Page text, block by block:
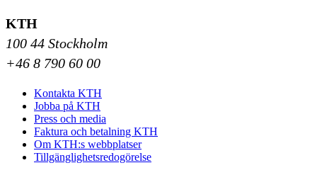
KTH
100 44 Stockholm
+46 8 790 60 00
Kontakta KTH
Jobba på KTH
Press och media
Faktura och betalning KTH
Om KTH:s webbplatser
Tillgänglighetsredogörelse